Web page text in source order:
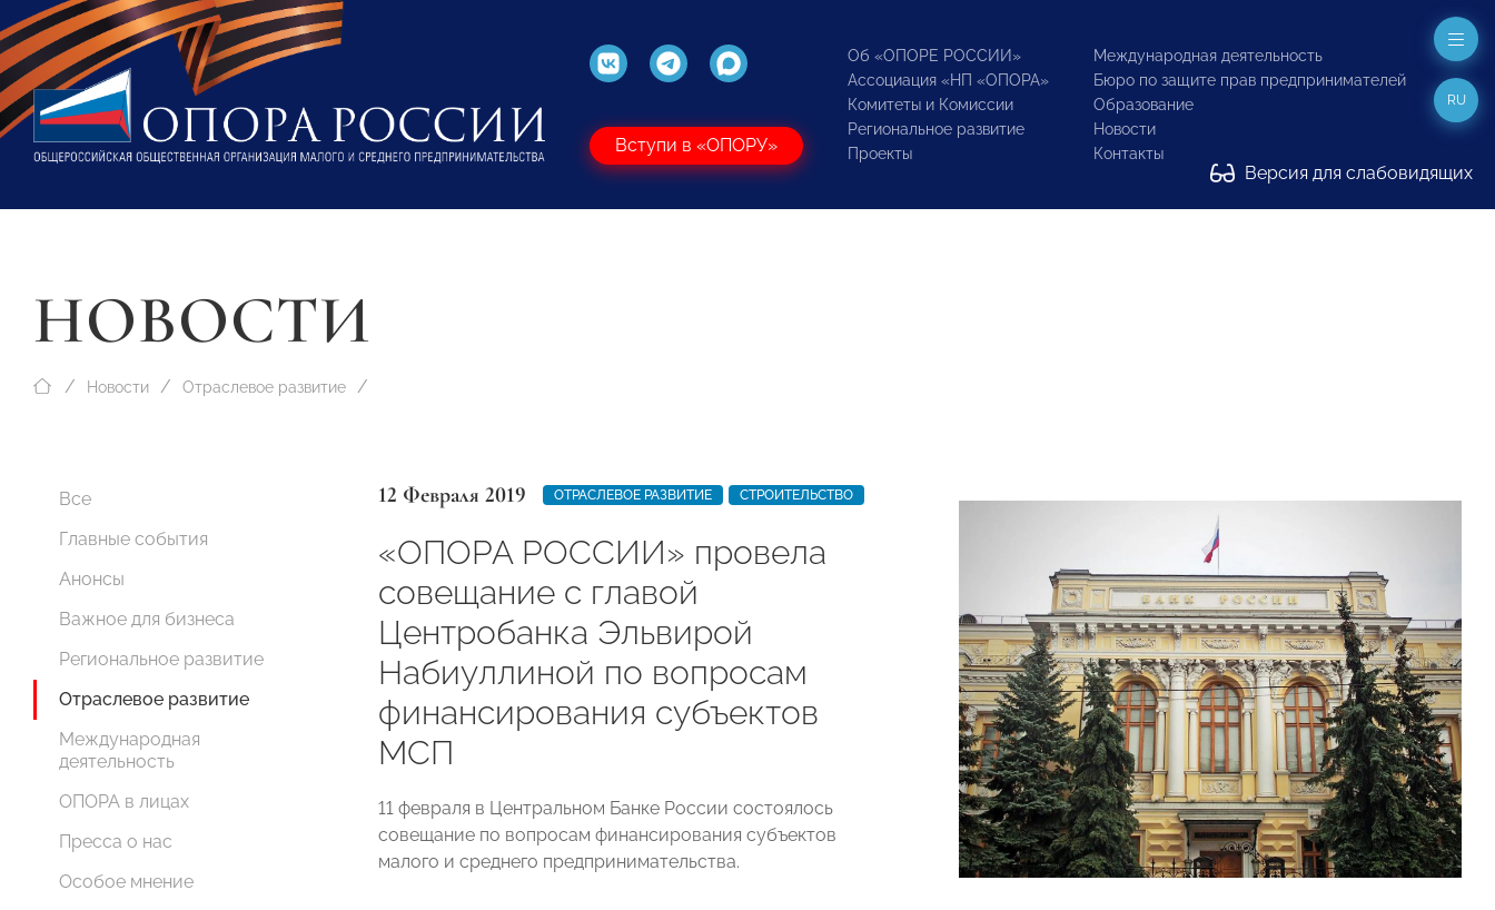
Вступи в «ОПОРУ»
Об «ОПОРЕ РОССИИ»
Ассоциация «НП «ОПОРА»
Комитеты и Комиссии
Региональное развитие
Проекты
Международная деятельность
Бюро по защите прав предпринимателей
Образование
Новости
Контакты
Версия для слабовидящих
RU
НОВОСТИ
Новости Отраслевое развитие
Все
Главные события
Анонсы
Важное для бизнеса
Региональное развитие
Отраслевое развитие
Международная
деятельность
ОПОРА в лицах
Пресса о нас
Особое мнение
12 Февраля 2019 ОТРАСЛЕВОЕ РАЗВИТИЕ СТРОИТЕЛЬСТВО
«ОПОРА РОССИИ» провела
совещание с главой
Центробанка Эльвирой
Набиуллиной по вопросам
финансирования субъектов
МСП
11 февраля в Центральном Банке России состоялось
совещание по вопросам финансирования субъектов
малого и среднего предпринимательства.